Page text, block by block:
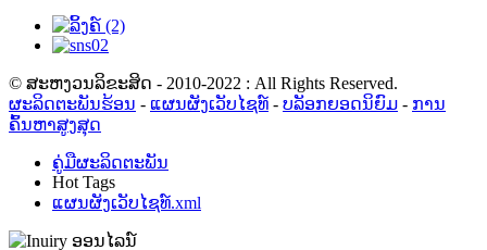
© ສະຫງວນລິຂະສິດ - 2010-2022 : All Rights Reserved.
ຜະລິດຕະພັນຮ້ອນ - ແຜນຜັງເວັບໄຊທ໌ - ບລັອກຍອດນິຍົມ - ການ
ຄົ້ນຫາສູງສຸດ
ຄູ່ມືຜະລິດຕະພັນ
Hot Tags
ແຜນຜັງເວັບໄຊທ໌.xml